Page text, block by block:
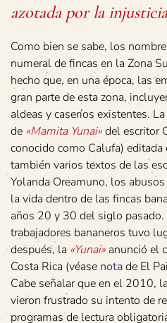
azotada por la injusticia
Como bien se sabe, los
numeral de fincas en la Zona
hecho que, en una época, las
gran parte de esta zona,
aldeas y caseríos existentes.
de «Mamita Yunai»del escritor
conocido como Calufa)
también varios textos de las
Yolanda Oreamuno, los
la vida dentro de las fincas
años 20 y 30 del siglo
trabajadores bananeros tuvo
después, la «Yunai» anunció el
Costa Rica (véase notade El
Cabe señalar que en el 2010,
vieron frustrado su intento de
programas de lectura